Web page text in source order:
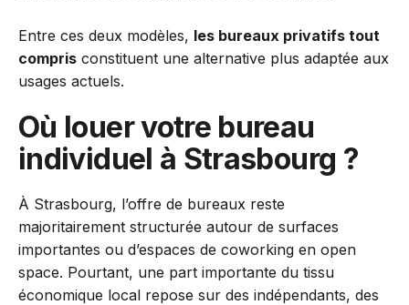
Entre ces deux modèles, les bureaux privatifs tout
compris constituent une alternative plus adaptée aux
usages actuels.
Où louer votre bureau
individuel à Strasbourg ?
À Strasbourg, l’offre de bureaux reste
majoritairement structurée autour de surfaces
importantes ou d’espaces de coworking en open
space. Pourtant, une part importante du tissu
économique local repose sur des indépendants, des